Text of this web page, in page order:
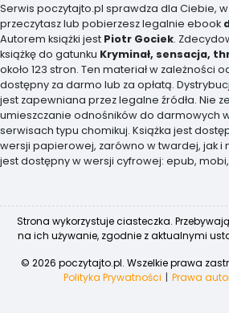
Serwis poczytajto.pl sprawdza dla Ciebie,
przeczytasz lub pobierzesz legalnie ebook
Autorem książki jest Piotr Gociek.
książkę do gatunku Kryminał, sensacja,
około 123 stron. Ten materiał w zależności
dostępny za darmo lub za opłatą.
jest zapewniana przez legalne źródła. Nie
umieszczanie odnośników do darmowych
serwisach typu chomikuj. Książka jest
wersji papierowej, zarówno w twardej, jak i
jest dostępny w wersji cyfrowej: epub,
Strona wykorzystuje ciasteczka.
na ich używanie, zgodnie z aktualnymi
© 2026 poczytajto.pl. Wszelkie prawa
Polityka Prywatności
Prawa